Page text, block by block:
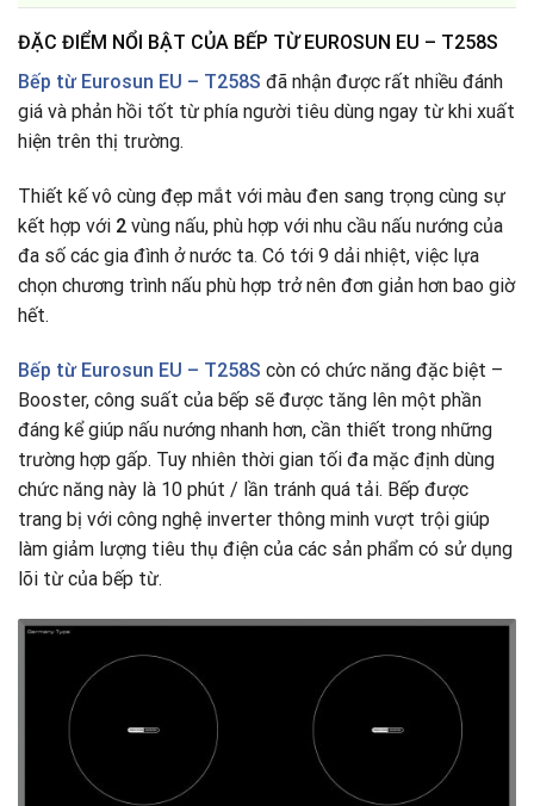
ĐẶC ĐIỂM NỔI BẬT CỦA BẾP TỪ EUROSUN EU – T258S
Bếp từ Eurosun EU – T258S đã nhận được rất nhiều đánh
giá và phản hồi tốt từ phía người tiêu dùng ngay từ khi xuất
hiện trên thị trường.
Thiết kế vô cùng đẹp mắt với màu đen sang trọng cùng sự
kết hợp với 2 vùng nấu, phù hợp với nhu cầu nấu nướng của
đa số các gia đình ở nước ta. Có tới 9 dải nhiệt, việc lựa
chọn chương trình nấu phù hợp trở nên đơn giản hơn bao giờ
hết.
Bếp từ Eurosun EU – T258S còn có chức năng đặc biệt –
Booster, công suất của bếp sẽ được tăng lên một phần
đáng kể giúp nấu nướng nhanh hơn, cần thiết trong những
trường hợp gấp. Tuy nhiên thời gian tối đa mặc định dùng
chức năng này là 10 phút / lần tránh quá tải. Bếp được
trang bị với công nghệ inverter thông minh vượt trội giúp
làm giảm lượng tiêu thụ điện của các sản phẩm có sử dụng
lõi từ của bếp từ.